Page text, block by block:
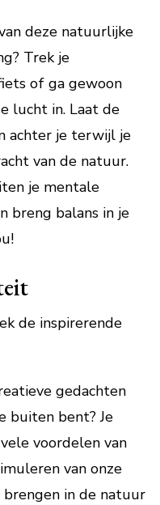
deze natuurlijke
Trek je
of ga gewoon
lucht in. Laat de
achter je terwijl je
van de natuur.
je mentale
breng balans in je
de inspirerende
gedachten
buiten bent? Je
voordelen van
van onze
in de natuur